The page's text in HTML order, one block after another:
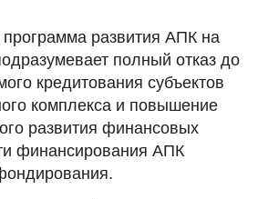
программа развития АПК на
полный отказ до
кредитования субъектов
комплекса и повышение
развития финансовых
финансирования АПК